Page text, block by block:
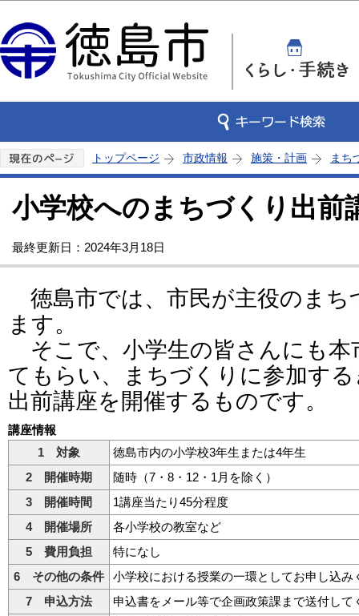
トップページ 市政情報 施策・計画 まち
小学校へのまちづくり出前
最終更新日：2024年3月18日
徳島市では、市民が主役のまち
ます。
そこで、小学生の皆さんにも本
てもらい、まちづくりに参加す
出前講座を開催するものです。
講座情報
1 対象
徳島市内の小学校3年生または4年生
2 開催時期
随時（7・8・12・1月を除く）
3 開催時間
1講座当たり45分程度
4 開催場所
各小学校の教室など
5 費用負担
特になし
6 その他の条件
小学校における授業の一環としてお申し込み
7 申込方法
申込書をメール等で企画政策課まで送付して